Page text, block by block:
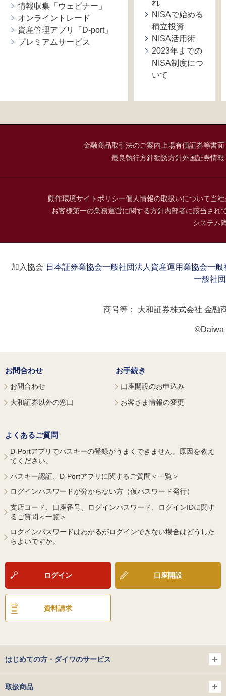
情報収集「ウェビナー」
オンライントレード
資産管理アプリ「D-port」
プレミアムサービス
れ
NISAで始める
積立投資
NISA活用術
2023年までの
NISA制度につ
いて
金融商品取引法のご案内 上場有価証券等書
最良執行方針勧誘方針外国証券情
動作環境サイトポリシー個人情報の取扱いについて当
お客様第一の業務運営に関する方針内部者に該当され
システム
加入協会：日本証券業協会一般社団法人資産運用業協会一般
一般社
商号等： 大和証券株式会社 金融
©Daiwa
お問合わせ
お問合わせ
大和証券以外の窓口
お手続き
口座開設のお申込み
お客さま情報の変更
よくあるご質問
D-Portアプリでパスキーの登録がうまくできません。原因を教え
てください。
パスキー認証、D-Portアプリに関するご質問＜一覧＞
ログインパスワードが分からない方（仮パスワード発行）
支店コード、口座番号、ログインパスワード、ログインIDに関す
るご質問＜一覧＞
ログインパスワードはわかるがログインできない場合はどうした
らよいですか。
ログイン 口座開設
資料請求
はじめての方・ダイワのサービス
取扱商品